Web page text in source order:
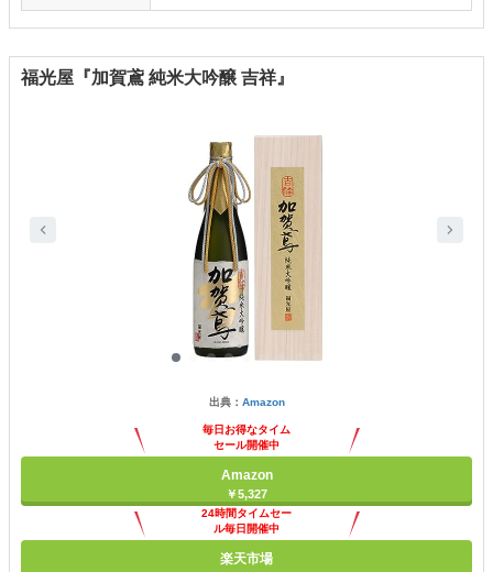
福光屋『加賀鳶 純米大吟醸 吉祥』
出典： Amazon
毎日お得なタイム
セール開催中
Amazon
￥5,327
24時間タイムセー
ル毎日開催中
楽天市場